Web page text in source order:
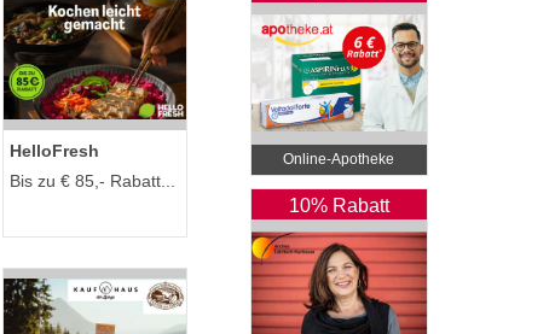
HelloFresh
Bis zu € 85,- Rabatt...
Online‑Apotheke
10% Rabatt